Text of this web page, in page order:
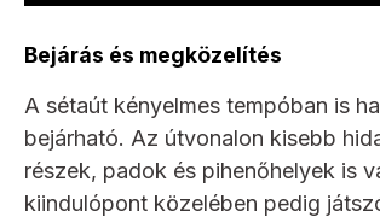
Bejárás és megközelítés
A sétaút kényelmes tempóban is
bejárható. Az útvonalon kisebb
részek, padok és pihenőhelyek is
kiindulópont közelében pedig